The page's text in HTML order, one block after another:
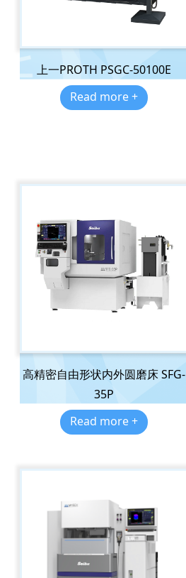
上一PROTH PSGC-50100E
Read more +
高精密自由形状内外圆磨床 SFG-
35P
Read more +